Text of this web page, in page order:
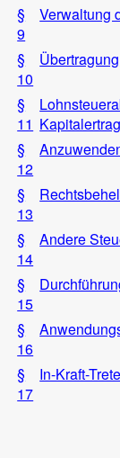
§
9
Verwaltung
§
10
§
11
§
12
§
13
§
14
Andere
§
15
§
16
§
17
In-Kraft-